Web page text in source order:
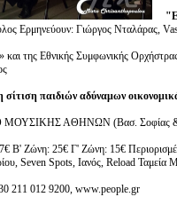
Eρμηνεύουν: Γιώργος Νταλάρας,
της Εθνικής Συμφωνικής
παιδιών αδύναμων
ΑΘΗΝΩΝ (Βασ.
Β' Ζώνη: 25€ Γ' Ζώνη: 15€
Seven Spots, Ιανός, Reload
211 012 9200, www.people.gr